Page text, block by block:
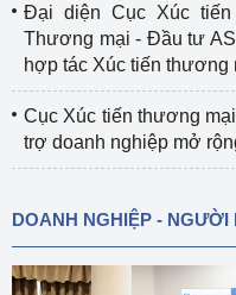
Đại diện Cục Xúc
Thương mại - Đầu tư
hợp tác Xúc tiến thương
Cục Xúc tiến thương
trợ doanh nghiệp mở
DOANH NGHIỆP - NGƯỜI